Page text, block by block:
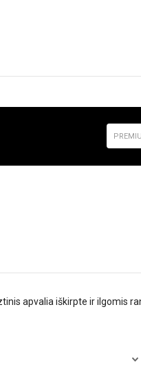
apvalia iškirpte ir ilgomis